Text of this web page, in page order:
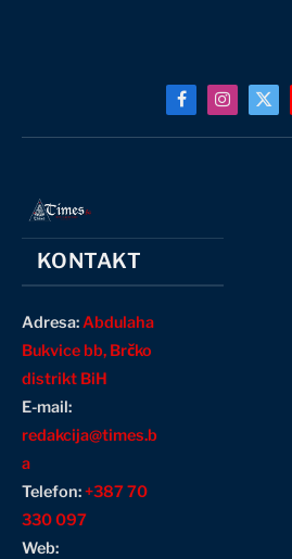
FacebookInstagram
X
KONTAKT
Adresa:Abdulaha
Bukvice bb, Brčko
distrikt BiH
E-mail:
redakcija@times.b
a
Telefon:+387 70
330 097
Web: